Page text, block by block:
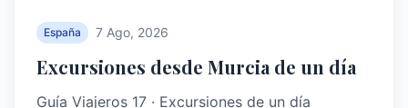
España 7 Ago, 2026
Excursiones desde Murcia de un día
Guía Viajeros 17 · Excursiones de un día